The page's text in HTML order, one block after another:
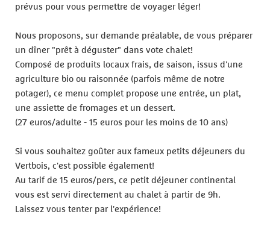
prévus pour vous permettre de voyager léger!
Nous proposons, sur demande préalable, de vous préparer
un dîner "prêt à déguster" dans vote chalet!
Composé de produits locaux frais, de saison, issus d'une
agriculture bio ou raisonnée (parfois même de notre
potager), ce menu complet propose une entrée, un plat,
une assiette de fromages et un dessert.
(27 euros/adulte - 15 euros pour les moins de 10 ans)
Si vous souhaitez goûter aux fameux petits déjeuners du
Vertbois, c'est possible également!
Au tarif de 15 euros/pers, ce petit déjeuner continental
vous est servi directement au chalet à partir de 9h.
Laissez vous tenter par l'expérience!